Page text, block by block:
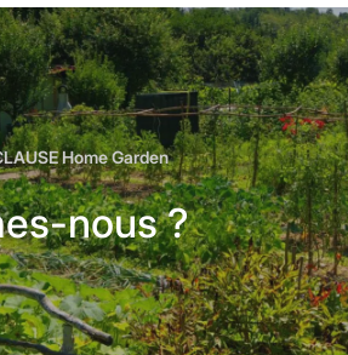
Home Garden
nous ?